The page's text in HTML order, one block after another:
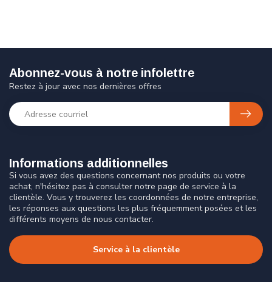
Informations additionnelles
Si vous avez des questions concernant nos produits ou votre
achat, n'hésitez pas à consulter notre page de service à la
clientèle. Vous y trouverez les coordonnées de notre entreprise,
les réponses aux questions les plus fréquemment posées et les
différents moyens de nous contacter.
Service à la clientèle
Abonnez-vous à notre infolettre
Restez à jour avec nos dernières offres